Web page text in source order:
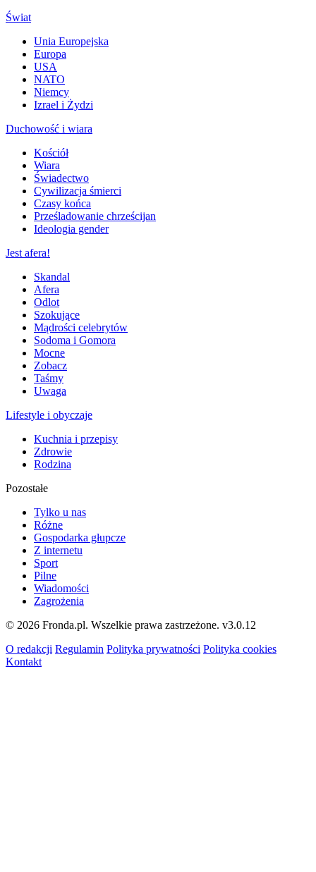
Świat
Unia Europejska
Europa
USA
NATO
Niemcy
Izrael i Żydzi
Duchowość i wiara
Kościół
Wiara
Świadectwo
Cywilizacja śmierci
Czasy końca
Prześladowanie chrześcijan
Ideologia gender
Jest afera!
Skandal
Afera
Odlot
Szokujące
Mądrości celebrytów
Sodoma i Gomora
Mocne
Zobacz
Taśmy
Uwaga
Lifestyle i obyczaje
Kuchnia i przepisy
Zdrowie
Rodzina
Pozostałe
Tylko u nas
Różne
Gospodarka głupcze
Z internetu
Sport
Pilne
Wiadomości
Zagrożenia
© 2026 Fronda.pl. Wszelkie prawa zastrzeżone. v3.0.12
O redakcji Regulamin Polityka prywatności Polityka cookies
Kontakt